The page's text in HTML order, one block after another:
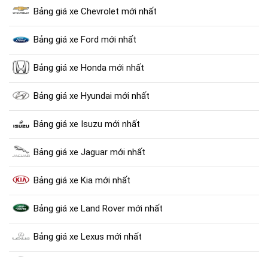
Bảng giá xe Chevrolet mới nhất
Bảng giá xe Ford mới nhất
Bảng giá xe Honda mới nhất
Bảng giá xe Hyundai mới nhất
Bảng giá xe Isuzu mới nhất
Bảng giá xe Jaguar mới nhất
Bảng giá xe Kia mới nhất
Bảng giá xe Land Rover mới nhất
Bảng giá xe Lexus mới nhất